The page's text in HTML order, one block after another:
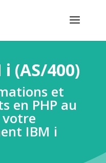
(AS/400)
et
en PHP au
IBM i